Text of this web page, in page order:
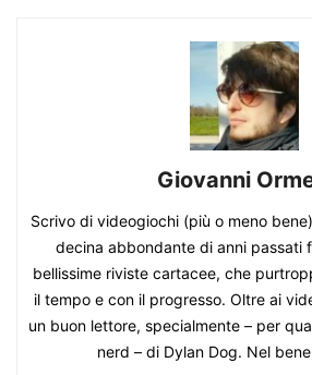
Giovanni
Scrivo di videogiochi (più o meno
decina abbondante di anni passati
bellissime riviste cartacee, che
il tempo e con il progresso. Oltre ai
un buon lettore, specialmente – per
nerd – di Dylan Dog. Nel